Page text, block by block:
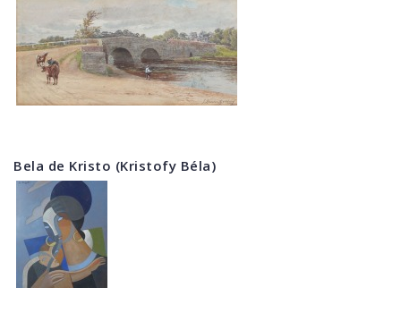
Bela de Kristo (Kristofy Béla)